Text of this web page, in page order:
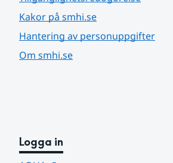
Kakor på smhi.se
Hantering av personuppgifter
Om smhi.se
Logga in